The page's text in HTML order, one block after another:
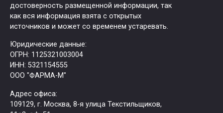
достоверность размещенной информации, так
как вся информация взята с открытых
источников и может со временем устаревать.
Юридические данные:
ОГРН: 1125321003004
ИНН: 5321154555
ООО "ФАРМА-М"
Адрес офиса:
109129, г. Москва, ​8-я улица Текстильщиков,